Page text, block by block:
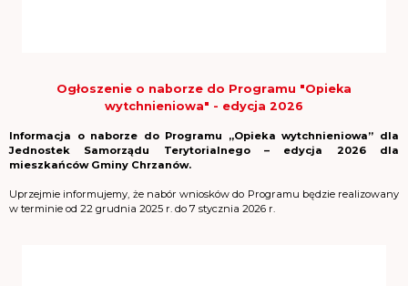
Ogłoszenie o naborze do Programu "Opieka
wytchnieniowa" - edycja 2026
Informacja o naborze do Programu „Opieka wytchnieniowa” dla
Jednostek Samorządu Terytorialnego – edycja 2026 dla
mieszkańców Gminy Chrzanów.
Uprzejmie informujemy, że nabór wniosków do Programu będzie realizowany
w terminie od 22 grudnia 2025 r. do 7 stycznia 2026 r.